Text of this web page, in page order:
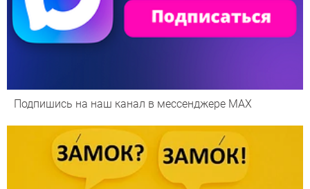
Подпишись на наш канал в мессенджере МАХ